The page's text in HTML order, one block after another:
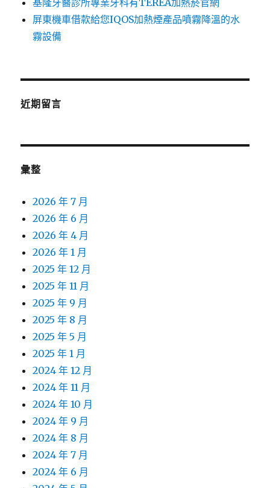
基隆牙醫診所專業牙科有TEREA加熱菸官網
屏東機車借款給您IQOS加熱煙產品噴霧降溫的水
霧設備
近期留言
彙整
2026 年 7 月
2026 年 6 月
2026 年 4 月
2026 年 1 月
2025 年 12 月
2025 年 11 月
2025 年 9 月
2025 年 8 月
2025 年 5 月
2025 年 1 月
2024 年 12 月
2024 年 11 月
2024 年 10 月
2024 年 9 月
2024 年 8 月
2024 年 7 月
2024 年 6 月